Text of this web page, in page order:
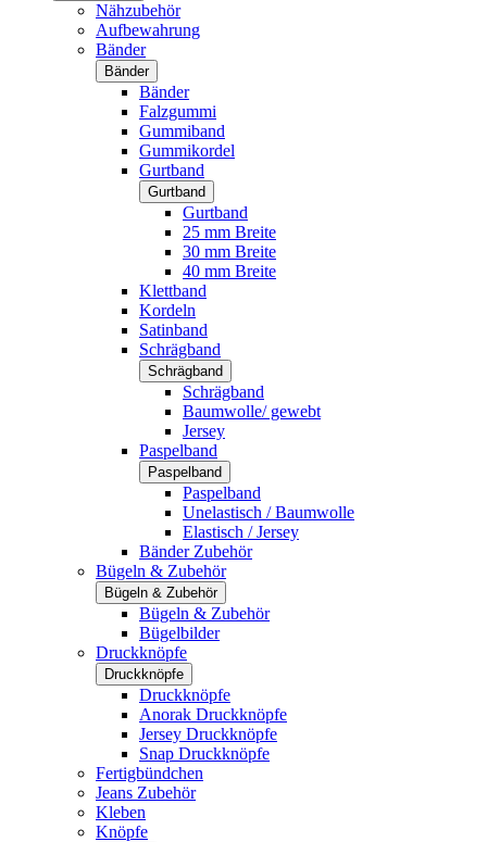
Nähzubehör
Aufbewahrung
Bänder
Bänder
Bänder
Falzgummi
Gummiband
Gummikordel
Gurtband
Gurtband
Gurtband
25 mm Breite
30 mm Breite
40 mm Breite
Klettband
Kordeln
Satinband
Schrägband
Schrägband
Schrägband
Baumwolle/ gewebt
Jersey
Paspelband
Paspelband
Paspelband
Unelastisch / Baumwolle
Elastisch / Jersey
Bänder Zubehör
Bügeln & Zubehör
Bügeln & Zubehör
Bügeln & Zubehör
Bügelbilder
Druckknöpfe
Druckknöpfe
Druckknöpfe
Anorak Druckknöpfe
Jersey Druckknöpfe
Snap Druckknöpfe
Fertigbündchen
Jeans Zubehör
Kleben
Knöpfe